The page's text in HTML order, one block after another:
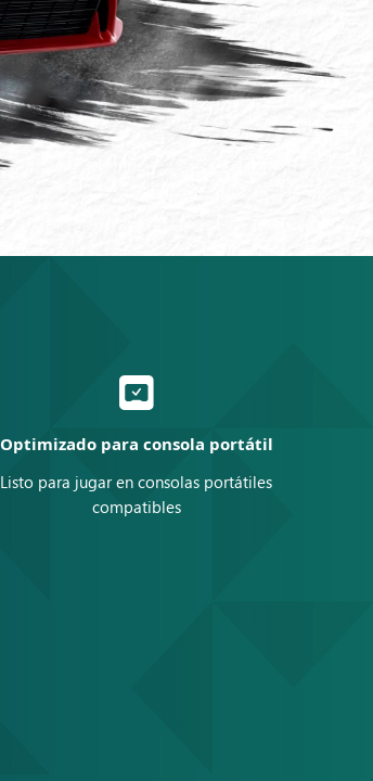
Optimizado para consola portátil
Listo para jugar en consolas portátiles
compatibles